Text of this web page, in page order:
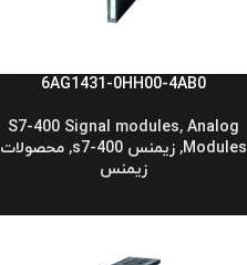
6AG1431-0HH00-4AB0
S7-400 Signal modules, Analog
Modules
,زیمنس s7-400 ,محصولات
زیمنس